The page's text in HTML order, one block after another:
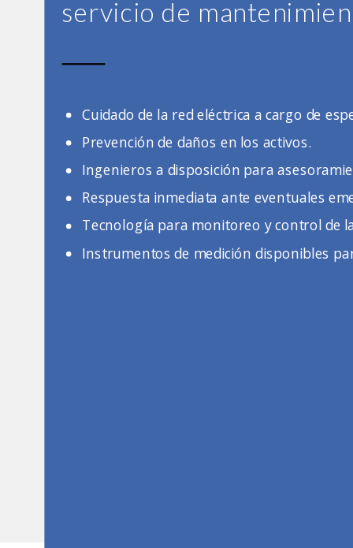
servicio de
Cuidado de la red eléctrica a cargo de
Prevención de daños en los activos.
Ingenieros a disposición para
Respuesta inmediata ante eventuales
Tecnología para monitoreo y control de
Instrumentos de medición disponibles